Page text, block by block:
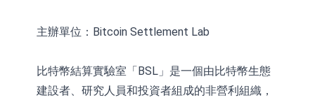
主辦單位：Bitcoin Settlement Lab
比特幣結算實驗室「BSL」是一個由比特幣生態
建設者、研究人員和投資者組成的非營利組織，